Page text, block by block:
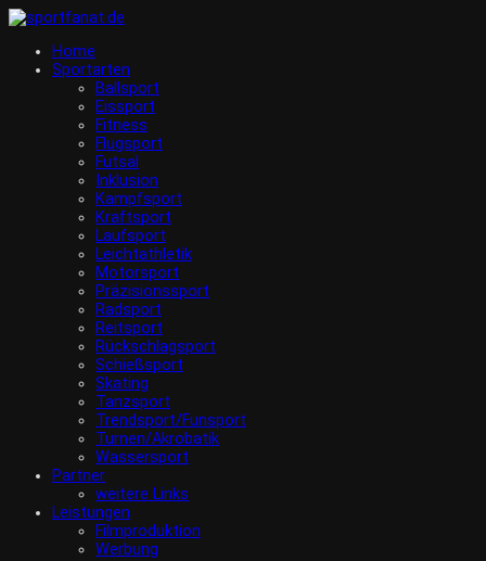
Home
Sportarten
Ballsport
Eissport
Fitness
Flugsport
Futsal
Inklusion
Kampfsport
Kraftsport
Laufsport
Leichtathletik
Motorsport
Präzisionssport
Radsport
Reitsport
Rückschlagsport
Schießsport
Skating
Tanzsport
Trendsport/Funsport
Turnen/Akrobatik
Wassersport
Partner
weitere Links
Leistungen
Filmproduktion
Werbung